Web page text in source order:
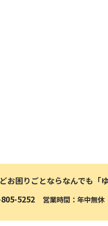
困りごとならなんでも「ゆ
5252 営業時間：年中無休